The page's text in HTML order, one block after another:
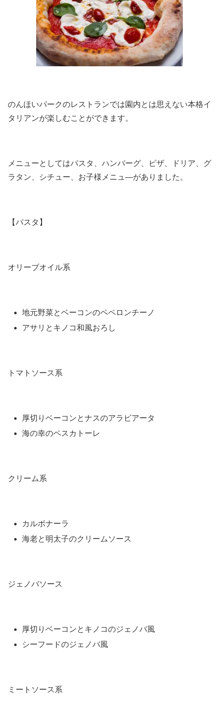
のんほいパークのレストランでは園内とは思えない本格イ
タリアンが楽しむことができます。
メニューとしてはパスタ、ハンバーグ、ピザ、ドリア、グ
ラタン、シチュー、お子様メニュ―がありました。
【パスタ】
オリーブオイル系
地元野菜とベーコンのペペロンチーノ
アサリとキノコ和風おろし
トマトソース系
厚切りベーコンとナスのアラビアータ
海の幸のペスカトーレ
クリーム系
カルボナーラ
海老と明太子のクリームソース
ジェノバソース
厚切りベーコンとキノコのジェノバ風
シーフードのジェノバ風
ミートソース系